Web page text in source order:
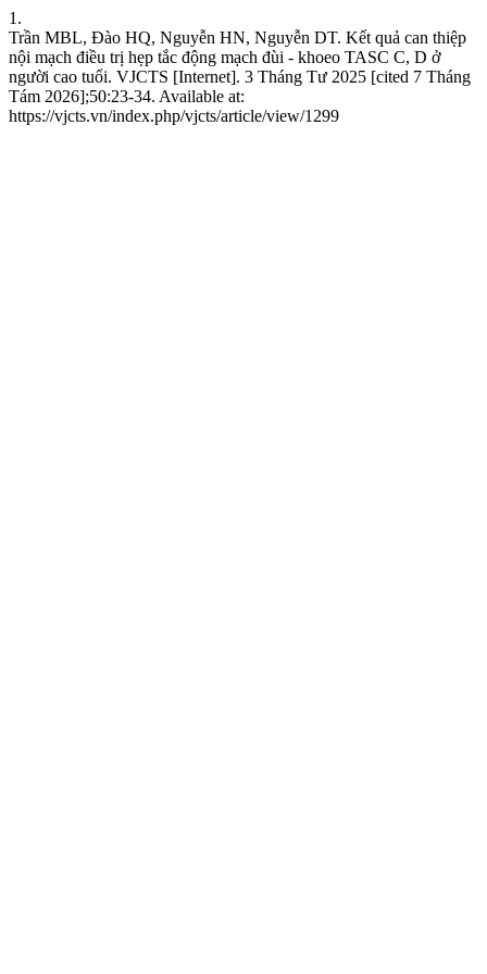
1.
Trần MBL, Đào HQ, Nguyễn HN, Nguyễn DT. Kết quả can thiệp
nội mạch điều trị hẹp tắc động mạch đùi - khoeo TASC C, D ở
người cao tuổi. VJCTS [Internet]. 3 Tháng Tư 2025 [cited 7 Tháng
Tám 2026];50:23-34. Available at:
https://vjcts.vn/index.php/vjcts/article/view/1299